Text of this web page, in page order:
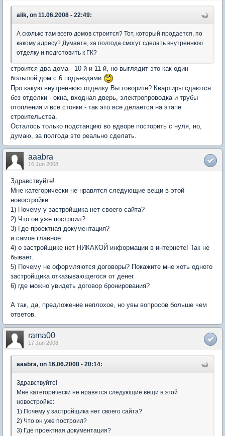
alik, on 11.06.2008 - 22:49:
А сколько там всего домов строится? Тот, который продается, по
какому адресу? Думаете, за полгода смогут сделать внутреннюю
отделку и подготовить к ГК?
строится два дома - 10-й и 11-й, но выглядит это как один
большой дом с 6 подъездами
Про какую внутреннюю отделку Вы говорите? Квартиры сдаются
без отделки - окна, входная дверь, электропроводка и трубы
отопления и все стояки - так это все делается на этапе
строительства.
Осталось только подстанцию во вдворе посторить с нуля, но,
думаю, за полгода это реально сделать.
aaabra
16 Jun 2008
Здравствуйте!
Мне категорически не нравятся следующие вещи в этой
новостройке:
1) Почему у застройщика нет своего сайта?
2) Что он уже построил?
3) Где проектная документация?
и самое главное:
4) о застройщике нет НИКАКОЙ информации в интернете! Так не
бывает.
5) Почему не оформляются договоры? Покажите мне хоть одного
застройщика отказывающегося от денег.
6) где можно увидеть договор бронирования?
А так, да, предложение неплохое, но увы вопросов больше чем
ответов.
rama00
17 Jun 2008
aaabra, on 16.06.2008 - 20:14:
Здравствуйте!
Мне категорически не нравятся следующие вещи в этой
новостройке:
1) Почему у застройщика нет своего сайта?
2) Что он уже построил?
3) Где проектная документация?